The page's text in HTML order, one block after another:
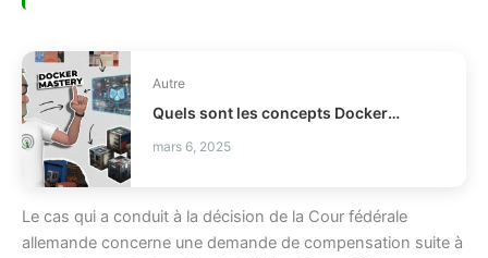
Autre
Quels sont les concepts Docker essentiels à maîtriser rapidement ?
mars 6, 2025
Le cas qui a conduit à la décision de la Cour fédérale
allemande concerne une demande de compensation suite à